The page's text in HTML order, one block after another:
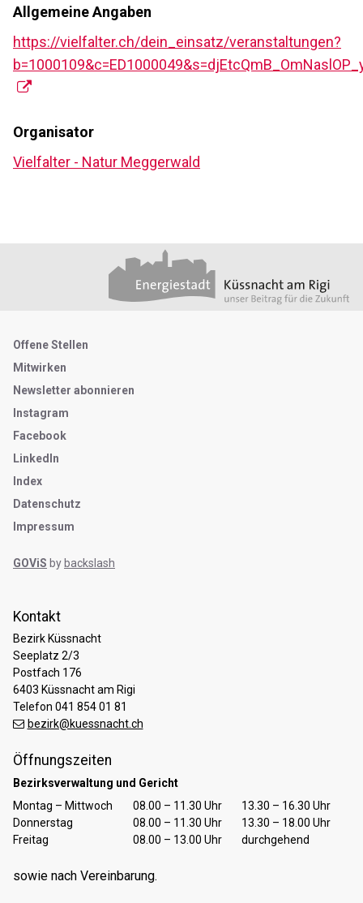
Allgemeine Angaben
https://vielfalter.ch/dein_einsatz/veranstaltungen?
Organisator
Vielfalter - Natur Meggerwald
Kontakt
Bezirk Küssnacht
Seeplatz 2/3
Postfach 176
6403 Küssnacht am Rigi
Telefon 041 854 01 81
bezirk@kuessnacht.ch
Öffnungszeiten
Bezirksverwaltung und Gericht
TagÖffnungszeiten Vormittag Öffnungszeiten Nachmittag
Montag – Mittwoch 08.00 – 11.30 Uhr
13.30 – 16.30 Uhr
Donnerstag
08.00 – 11.30 Uhr
13.30 – 18.00 Uhr
Freitag
08.00 – 13.00 Uhr durchgehend
sowie nach Vereinbarung.
Metanavigation
Offene Stellen
Mitwirken
Newsletter abonnieren
Instagram
Facebook
LinkedIn
Index
Datenschutz
Impressum
GOViS bybackslash